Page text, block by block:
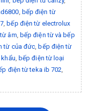
bếp điện từ
bếp điện từ electrolux
âm
bếp điện từ và bếp
từ của đức bếp điện từ
bếp điện từ loại
điện từ teka ib 702